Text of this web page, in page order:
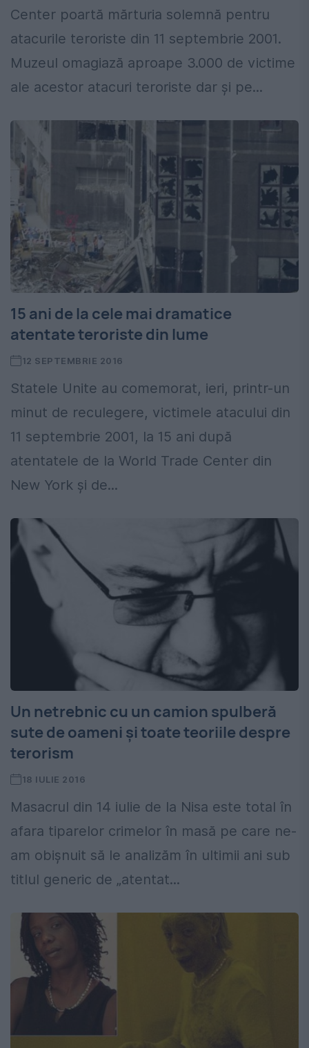
Center poartă mărturia solemnă pentru
atacurile teroriste din 11 septembrie 2001.
Muzeul omagiază aproape 3.000 de victime
ale acestor atacuri teroriste dar şi pe...
15 ani de la cele mai dramatice
atentate teroriste din lume
12 SEPTEMBRIE 2016
Statele Unite au comemorat, ieri, printr-un
minut de reculegere, victimele atacului din
11 septembrie 2001, la 15 ani după
atentatele de la World Trade Center din
New York şi de...
Un netrebnic cu un camion spulberă
sute de oameni și toate teoriile despre
terorism
18 IULIE 2016
Masacrul din 14 iulie de la Nisa este total în
afara tiparelor crimelor în masă pe care ne-
am obișnuit să le analizăm în ultimii ani sub
titlul generic de „atentat...